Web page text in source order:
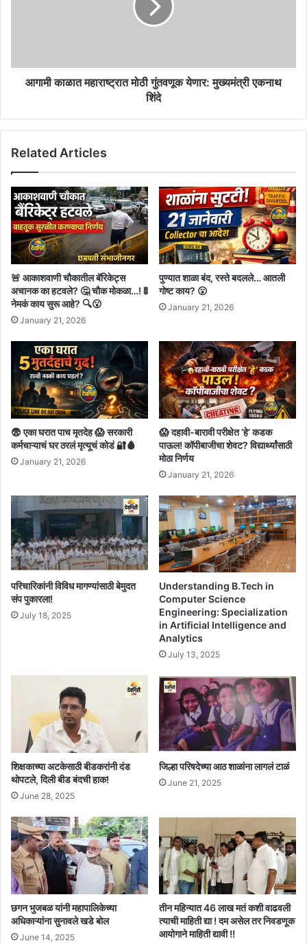
शिंदे
आगामी काळात महाराष्ट्रात मोठी गुंतवणूक येणार: मुख्यमंत्री एकनाथ
शिंदे
Related Articles
🚨 आकाशवाणी चौकातील बॅरिकेट्स
अचानक का हटवले? 🤔 चौक मोकळा…! 🚦
नेमकं काय सुरू आहे? 🔍😮
January 21, 2026
पुण्यात शाळा बंद, रस्ते बदलले… आतली
गोष्ट काय? 😮
January 21, 2026
😨 एका घरात पाच मृतदेह 😱 सरकारी
कर्मचाऱ्याचं घर ठरलं मृत्यूचं कोडं 🔐🩸
January 21, 2026
😱 दहावी-बारावी परीक्षेत ‘हे’ कडक
पाऊल! कॉपीबाजीचा शेवट? विद्यार्थ्यांसाठी
मोठा निर्णय
January 21, 2026
परिचारिकांनी विविध मागण्यांसाठी बेमुदत
संप पुकारला!
July 18, 2025
Understanding B.Tech in
Computer Science
Engineering: Specialization
in Artificial Intelligence and
Analytics
July 13, 2025
शिक्षकाच्या अटकेसाठी बीडकरांनी दंड
थोपटले, दिली बीड बंदची हाक!
June 28, 2025
जिल्हा परिषदेच्या आठ शाळांना लागलं टाळं
June 21, 2025
छगन भुजबळ यांनी महापालिकेच्या
अधिकाऱ्यांना सुनावले खडे बोल
June 14, 2025
तीन महिन्यात 46 लाख मतं कशी वाढवली
त्याची माहिती द्या ! दम असेल तर निवडणूक
आयोगाने माहिती द्यावी !!